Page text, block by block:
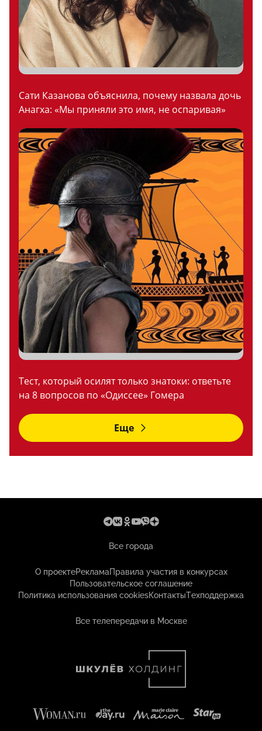
Сати Казанова объяснила, почему назвала дочь
Анагха: «Мы приняли это имя, не оспаривая»
Тест, который осилят только знатоки: ответьте
на 8 вопросов по «Одиссее» Гомера
Еще
Все города
О проектеРекламаПравила участия в конкурсах
Пользовательское соглашение
Политика использования cookiesКонтактыТехподдержка
Все телепередачи в Москве